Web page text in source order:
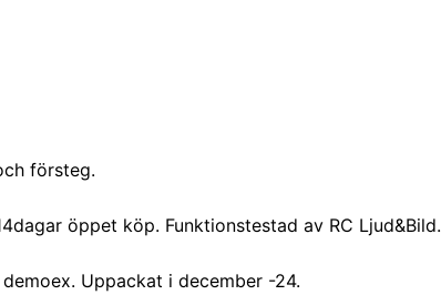
försteg.
öppet köp. Funktionstestad av RC Ljud&Bild.
Uppackat i december -24.